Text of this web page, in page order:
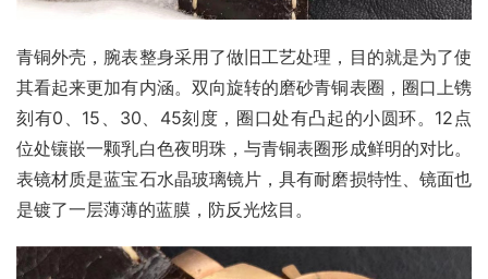
青铜外壳，腕表整身采用了做旧工艺处理，目的就是为了使
其看起来更加有内涵。双向旋转的磨砂青铜表圈，圈口上镌
刻有0、15、30、45刻度，圈口处有凸起的小圆环。12点
位处镶嵌一颗乳白色夜明珠，与青铜表圈形成鲜明的对比。
表镜材质是蓝宝石水晶玻璃镜片，具有耐磨损特性、镜面也
是镀了一层薄薄的蓝膜，防反光炫目。